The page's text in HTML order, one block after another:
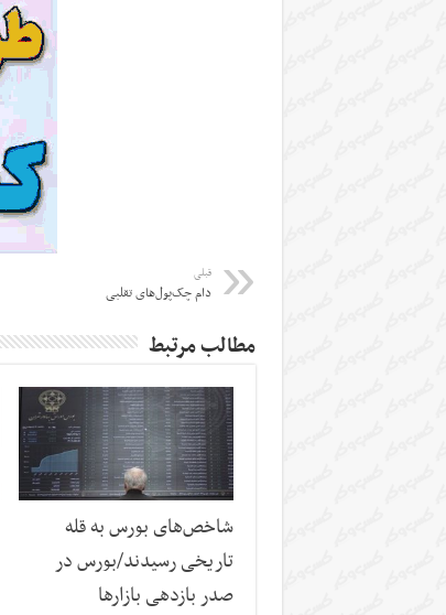
قبلی
دام چک‌‌پول‌های تقلبی
مطالب مرتبط
شاخص‌های بورس به قله
تاریخی رسیدند/بورس در
صدر بازدهی بازارها